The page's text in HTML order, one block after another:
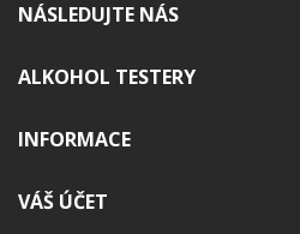
NÁSLEDUJTE NÁS
ALKOHOL TESTERY
INFORMACE
VÁŠ ÚČET